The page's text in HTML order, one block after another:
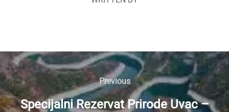
Navigacija
članaka
Previous
Previous
Specijalni Rezervat Prirode Uvac –